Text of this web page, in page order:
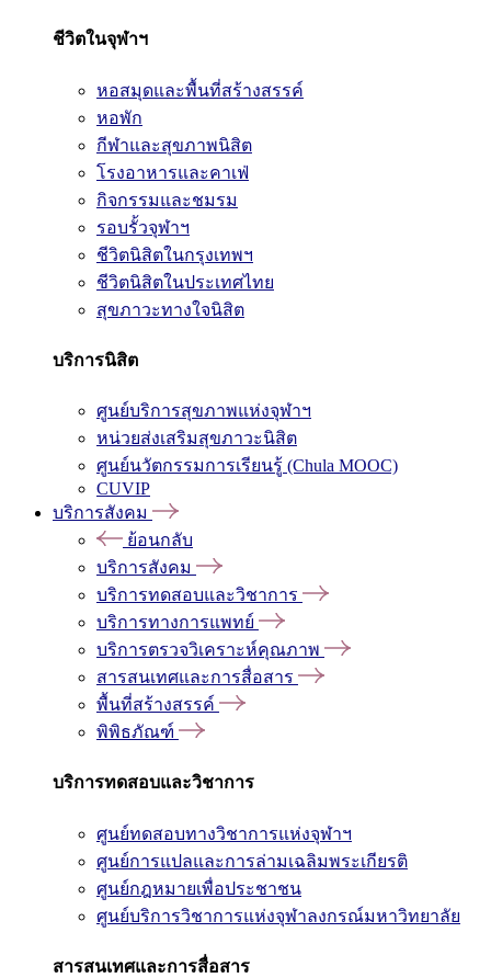
ชีวิตในจุฬาฯ
หอสมุดและพื้นที่สร้างสรรค์
หอพัก
กีฬาและสุขภาพนิสิต
โรงอาหารและคาเฟ่
กิจกรรมและชมรม
รอบรั้วจุฬาฯ
ชีวิตนิสิตในกรุงเทพฯ
ชีวิตนิสิตในประเทศไทย
สุขภาวะทางใจนิสิต
บริการนิสิต
ศูนย์บริการสุขภาพแห่งจุฬาฯ
หน่วยส่งเสริมสุขภาวะนิสิต
ศูนย์นวัตกรรมการเรียนรู้ (Chula MOOC)
CUVIP
บริการสังคม
ย้อนกลับ
บริการสังคม
บริการทดสอบและวิชาการ
บริการทางการแพทย์
บริการตรวจวิเคราะห์คุณภาพ
สารสนเทศและการสื่อสาร
พื้นที่สร้างสรรค์
พิพิธภัณฑ์
บริการทดสอบและวิชาการ
ศูนย์ทดสอบทางวิชาการแห่งจุฬาฯ
ศูนย์การแปลและการล่ามเฉลิมพระเกียรติ
ศูนย์กฎหมายเพื่อประชาชน
ศูนย์บริการวิชาการแห่งจุฬาลงกรณ์มหาวิทยาลัย
สารสนเทศและการสื่อสาร